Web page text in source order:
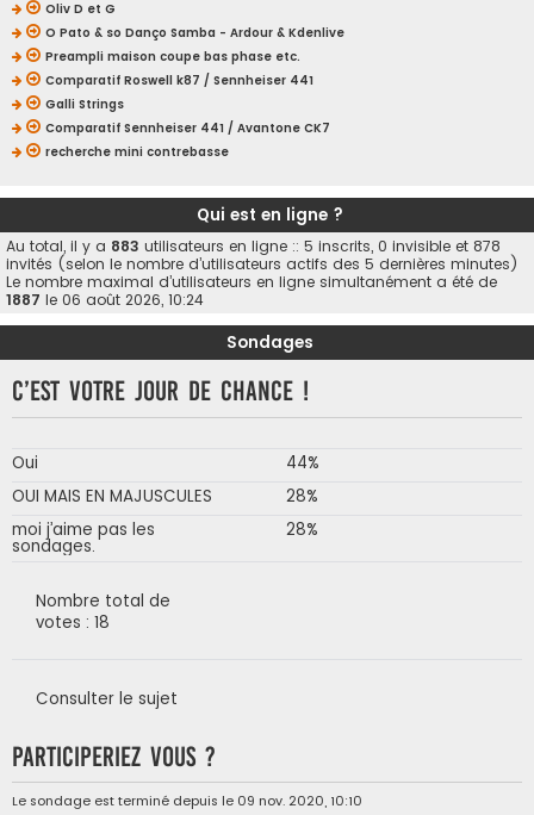
Oliv D et G
O Pato & so Danço Samba - Ardour & Kdenlive
Preampli maison coupe bas phase etc.
Comparatif Roswell k87 / Sennheiser 441
Galli Strings
Comparatif Sennheiser 441 / Avantone CK7
recherche mini contrebasse
Qui est en ligne ?
Au total, il y a 883 utilisateurs en ligne :: 5 inscrits, 0 invisible et 878
invités (selon le nombre d’utilisateurs actifs des 5 dernières minutes)
Le nombre maximal d’utilisateurs en ligne simultanément a été de
1887 le 06 août 2026, 10:24
Sondages
C’est votre jour de chance !
Oui
44%
OUI MAIS EN MAJUSCULES
28%
moi j’aime pas les
sondages.
28%
Nombre total de
votes : 18
Consulter le sujet
Participeriez vous ?
Le sondage est terminé depuis le 09 nov. 2020, 10:10